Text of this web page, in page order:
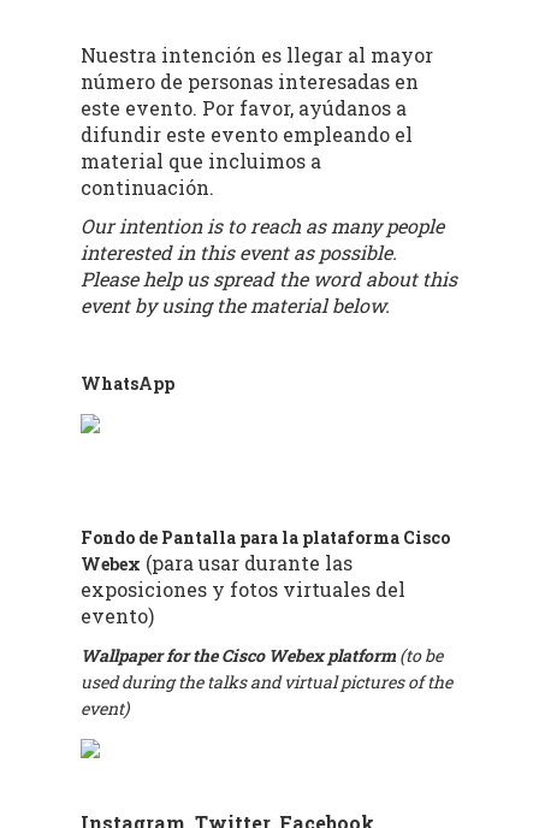
Nuestra intención es llegar al mayor
número de personas interesadas en
este evento. Por favor, ayúdanos a
difundir este evento empleando el
material que incluimos a
continuación.
Our intention is to reach as many people
interested in this event as possible.
Please help us spread the word about this
event by using the material below.
WhatsApp
Fondo de Pantalla para la plataforma Cisco
Webex (para usar durante las
exposiciones y fotos virtuales del
evento)
Wallpaper for the Cisco Webex platform(to be
used during the talks and virtual pictures of the
event)